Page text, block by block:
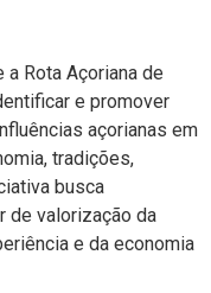
Rota Açoriana de
e promover
açorianas em
tradições,
busca
de valorização da
e da economia